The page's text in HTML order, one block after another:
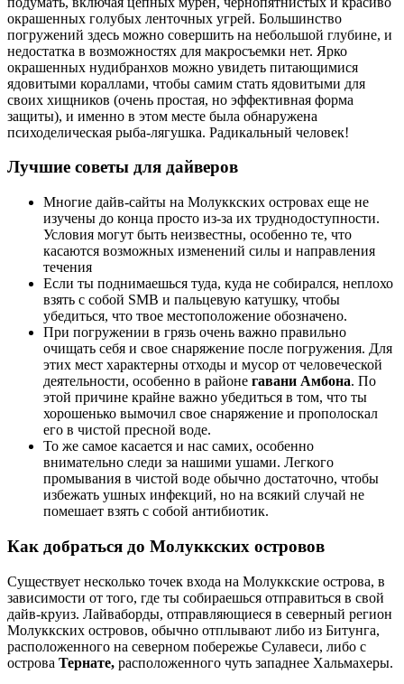
окрашенных голубых ленточных угрей. Большинство
погружений здесь можно совершить на небольшой глубине, и
недостатка в возможностях для макросъемки нет. Ярко
окрашенных нудибранхов можно увидеть питающимися
ядовитыми кораллами, чтобы самим стать ядовитыми для
своих хищников (очень простая, но эффективная форма
защиты), и именно в этом месте была обнаружена
психоделическая рыба-лягушка. Радикальный человек!
Лучшие советы для дайверов
Многие дайв-сайты на Молуккских островах еще не
изучены до конца просто из-за их труднодоступности.
Условия могут быть неизвестны, особенно те, что
касаются возможных изменений силы и направления
течения
Если ты поднимаешься туда, куда не собирался, неплохо
взять с собой SMB и пальцевую катушку, чтобы
убедиться, что твое местоположение обозначено.
При погружении в грязь очень важно правильно
очищать себя и свое снаряжение после погружения. Для
этих мест характерны отходы и мусор от человеческой
деятельности, особенно в районе гавани Амбона. По
этой причине крайне важно убедиться в том, что ты
хорошенько вымочил свое снаряжение и прополоскал
его в чистой пресной воде.
То же самое касается и нас самих, особенно
внимательно следи за нашими ушами. Легкого
промывания в чистой воде обычно достаточно, чтобы
избежать ушных инфекций, но на всякий случай не
помешает взять с собой антибиотик.
Как добраться до Молуккских островов
Существует несколько точек входа на Молуккские острова, в
зависимости от того, где ты собираешься отправиться в свой
дайв-круиз. Лайваборды, отправляющиеся в северный регион
Молуккских островов, обычно отплывают либо из Битунга,
расположенного на северном побережье Сулавеси, либо с
острова Тернате, расположенного чуть западнее Хальмахеры.